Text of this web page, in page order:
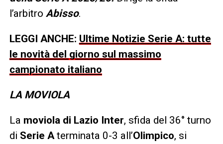
l’arbitro Abisso.
LEGGI ANCHE: Ultime Notizie Serie A: tutte
le novità del giorno sul massimo
campionato italiano
LA MOVIOLA
La moviola di Lazio Inter, sfida del 36° turno
di Serie Aterminata 0-3 all’Olimpico, si